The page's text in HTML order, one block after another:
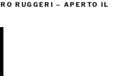
RUGGERI – APERTO IL